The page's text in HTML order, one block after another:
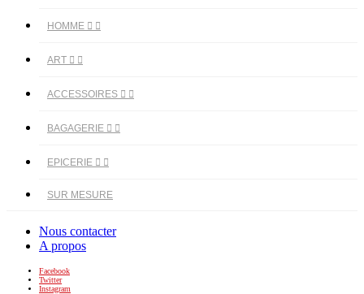
HOMME  
ART  
ACCESSOIRES  
BAGAGERIE  
EPICERIE  
SUR MESURE
Nous contacter
A propos
Facebook
Twitter
Instagram